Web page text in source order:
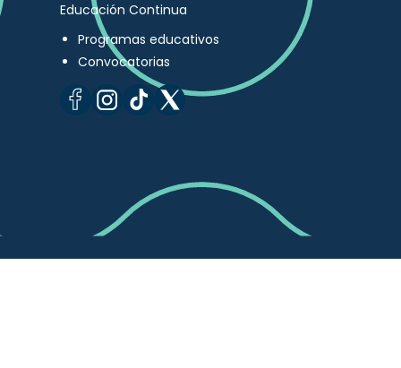
Educación Continua
Programas educativos
Convocatorias